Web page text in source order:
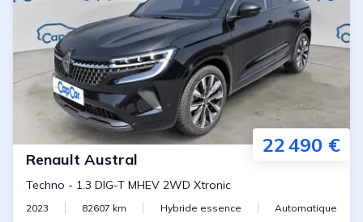
22 490 €
Renault Austral
Techno - 1.3 DIG-T MHEV 2WD Xtronic
2023 82607 km Hybride essence Automatique